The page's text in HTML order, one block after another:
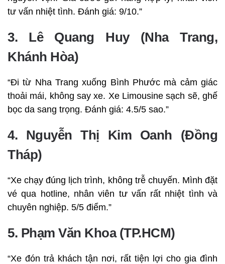
tư vấn nhiệt tình. Đánh giá: 9/10.”
3. Lê Quang Huy (Nha Trang,
Khánh Hòa)
“Đi từ Nha Trang xuống Bình Phước mà cảm giác
thoải mái, không say xe. Xe Limousine sạch sẽ, ghế
bọc da sang trọng. Đánh giá: 4.5/5 sao.”
4. Nguyễn Thị Kim Oanh (Đồng
Tháp)
“Xe chạy đúng lịch trình, không trễ chuyến. Mình đặt
vé qua hotline, nhân viên tư vấn rất nhiệt tình và
chuyên nghiệp. 5/5 điểm.”
5. Phạm Văn Khoa (TP.HCM)
“Xe đón trả khách tận nơi, rất tiện lợi cho gia đình